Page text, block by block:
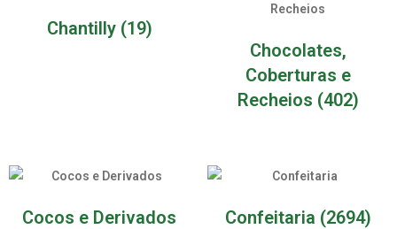
Chantilly (19)
Chocolates,
Coberturas e
Recheios (402)
Cocos e Derivados
Confeitaria (2694)